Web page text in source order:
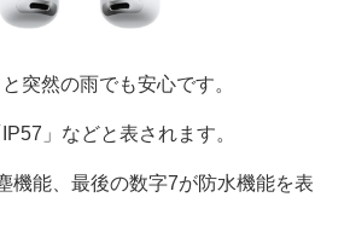
突然の雨でも安心です。
」などと表されます。
機能、最後の数字7が防水機能を表